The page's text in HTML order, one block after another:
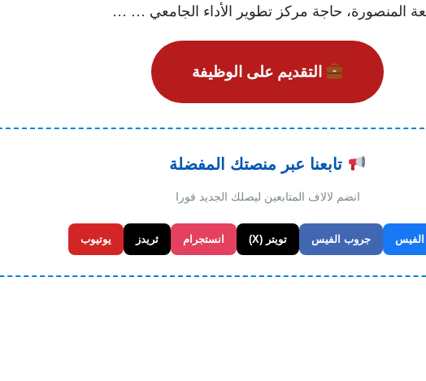
المنصورة، حاجة مركز تطوير الأداء الجامعي … …
التقديم على الوظيفة
تابعنا عبر منصتك المفضلة
انضم لالاف المتابعين ليصلك الجديد فورا
جروب الفيس تويتر (X) انستجرام ثريدز يوتيوب